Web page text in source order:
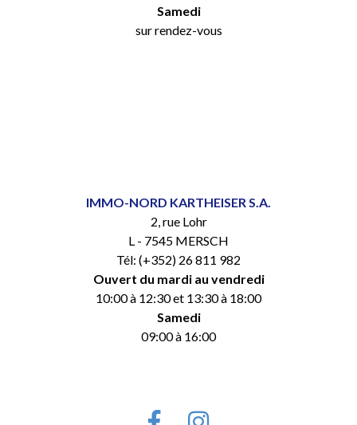
Samedi
sur rendez-vous
IMMO-NORD KARTHEISER S.A.
2, rue Lohr
L - 7545 MERSCH
Tél: (+352) 26 811 982
Ouvert du mardi au vendredi
10:00 à 12:30 et 13:30 à 18:00
Samedi
09:00 à 16:00